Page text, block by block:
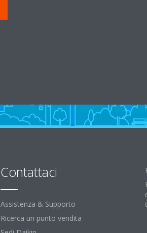
Contattaci
Assistenza & Supporto
Ricerca un punto vendita